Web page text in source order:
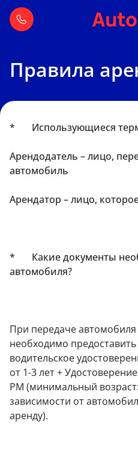
Правила
* Использующиеся
Арендодатель – лицо,
автомобиль
Арендатор – лицо,
* Какие документы
автомобиля?
При передаче
необходимо
водительское
от 1-3 лет +
РМ (минимальный возраст:
зависимости от
аренду).